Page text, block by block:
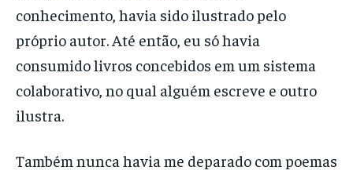
conhecimento, havia sido ilustrado pelo
próprio autor. Até então, eu só havia
consumido livros concebidos em um sistema
colaborativo, no qual alguém escreve e outro
ilustra.
Também nunca havia me deparado com poemas